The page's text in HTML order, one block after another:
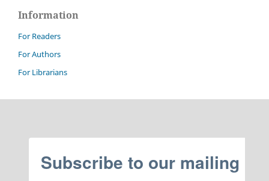
Information
For Readers
For Authors
For Librarians